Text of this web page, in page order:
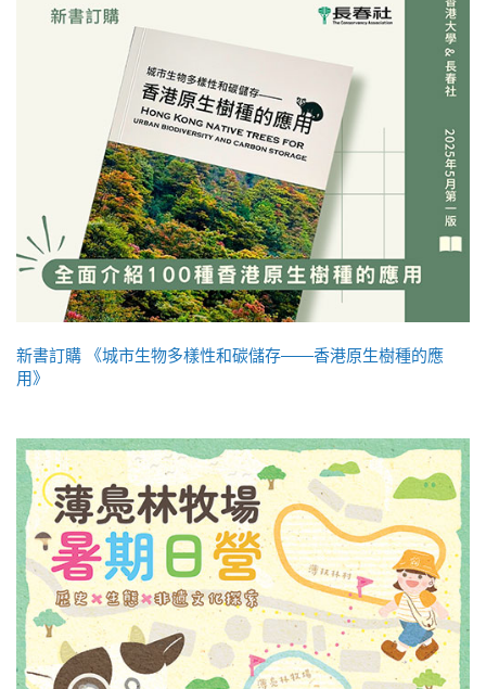
新書訂購 《城市生物多樣性和碳儲存——香港原生樹種的應
用》